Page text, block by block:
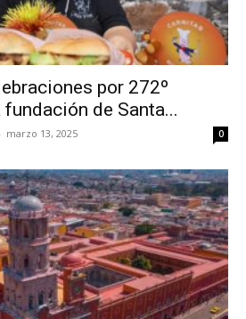
por 272º
de Santa...
- marzo 13, 2025 0